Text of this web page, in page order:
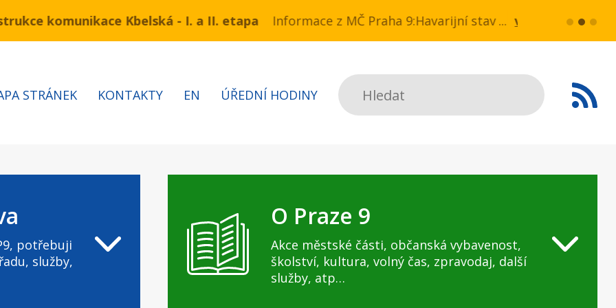
– 7.8.2026 bude probíhat obnova kabelů VN a NN v ul. Drahobejlova,
komunikace Kbelská - I. a II. etapa Informace z MČ Praha 9:Havarijní stav ulice Kbelská (úsek
více... HAVARIJNÍ
Hledat
STRÁNEK KONTAKTY EN ÚŘEDNÍ HODINY
potřebuji
služby,
O Praze 9
Akce městské části, občanská vybavenost,
školství, kultura, volný čas, zpravodaj, další
služby, atp…